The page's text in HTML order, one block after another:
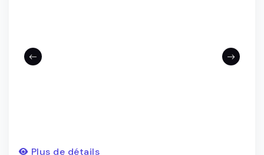
Plus de détails